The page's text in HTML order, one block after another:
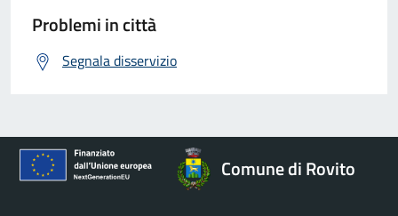
Problemi in città
Segnala disservizio
Comune di Rovito